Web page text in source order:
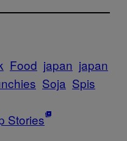
Food japan japan
Soja Spis
Stories